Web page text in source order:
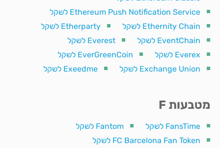
Ethereum Push Notification Service לשקל
Ethernity Chain לשקל
Etherparty לשקל
EventChain לשקל
Everest לשקל
Everex לשקל
EverGreenCoin לשקל
Exchange Union לשקל
Exeedme לשקל
מטבעות F
FansTime לשקל
Fantom לשקל
FC Barcelona Fan Token לשקל